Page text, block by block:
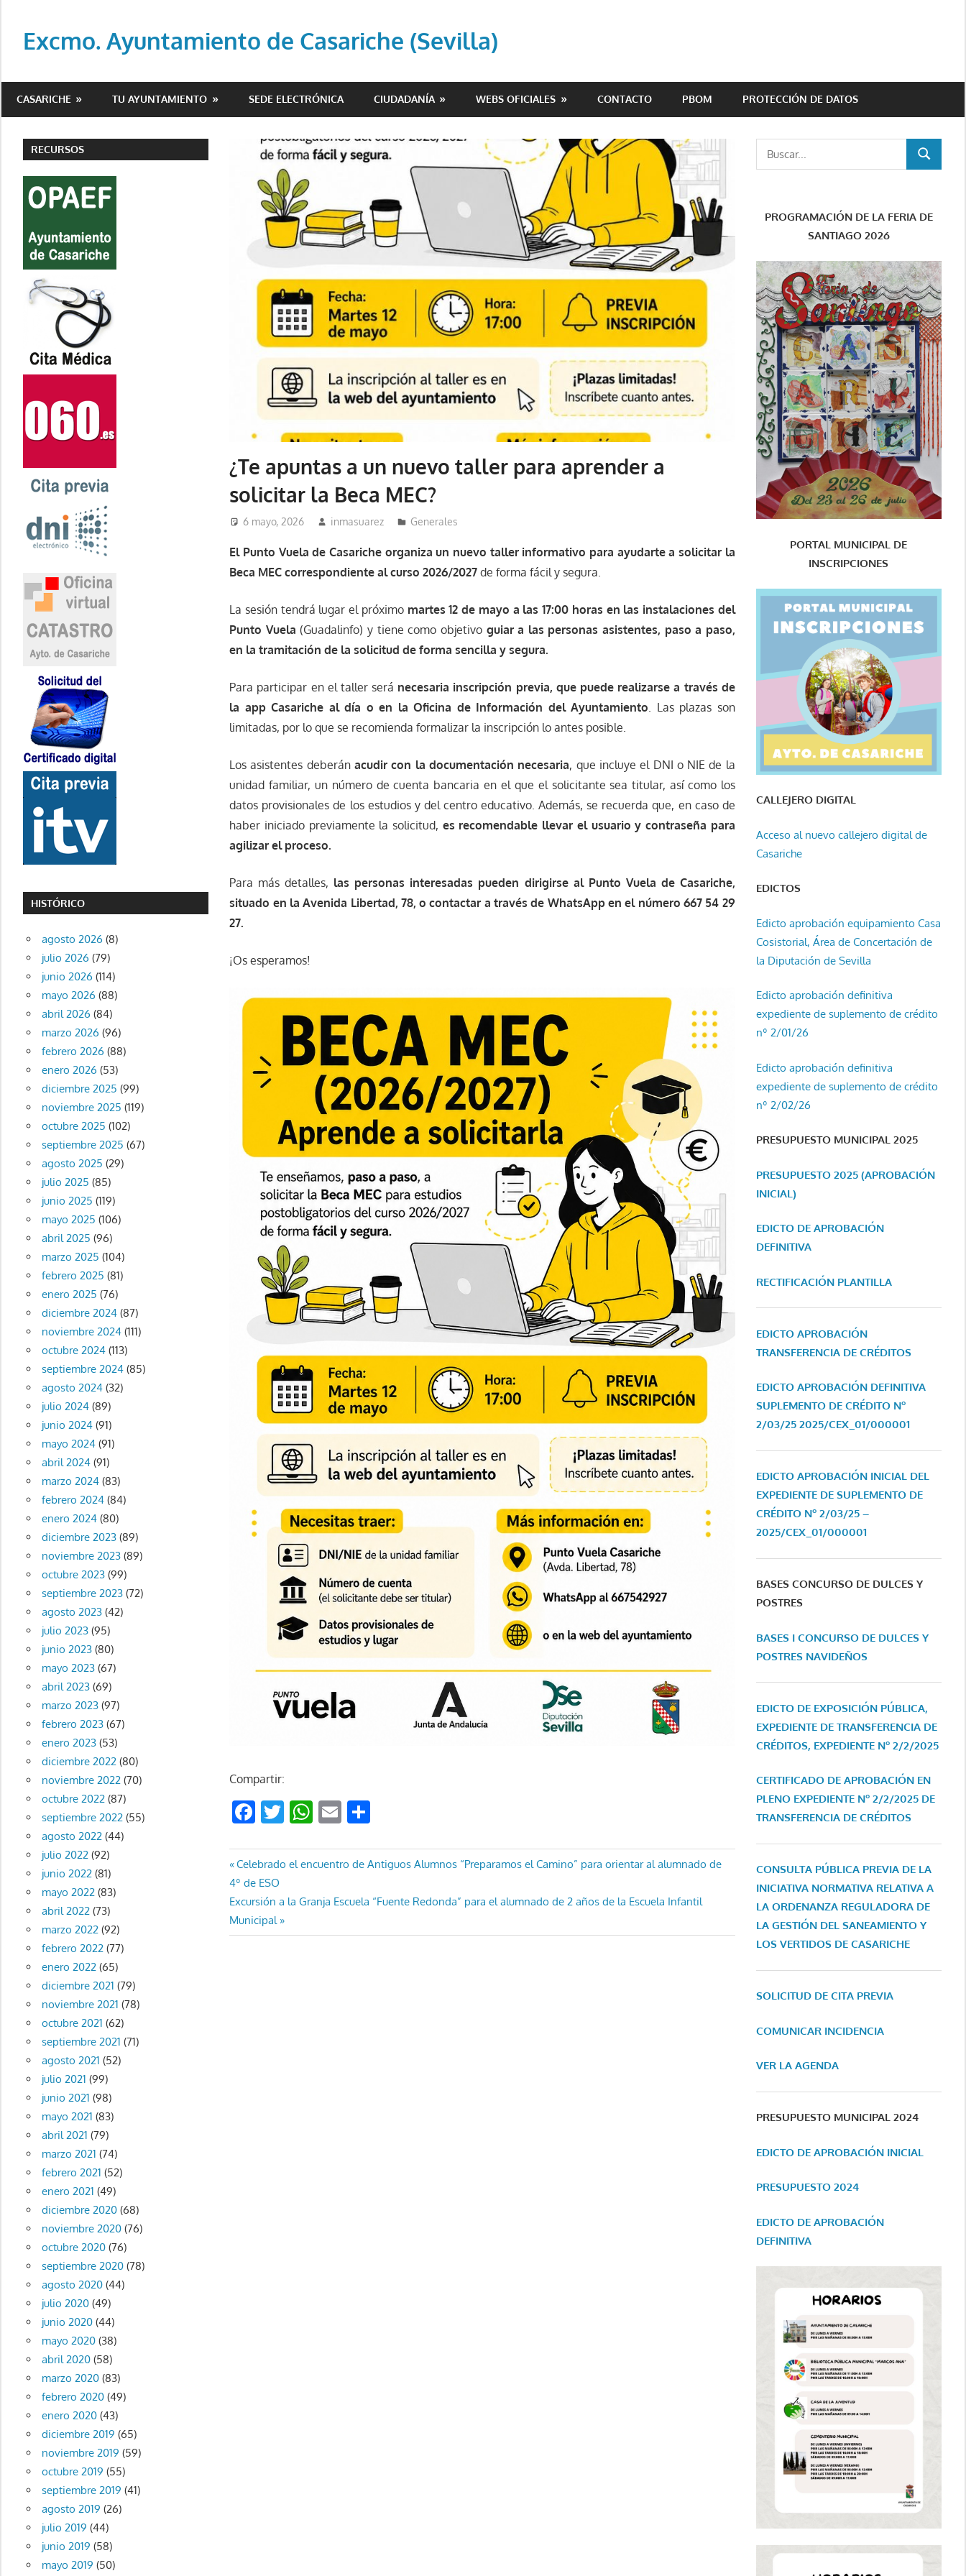
contenido
Excmo. Ayuntamiento de Casariche (Sevilla)
del
de
Casariche
CASARICHE TU AYUNTAMIENTO SEDE ELECTRÓNICA CIUDADANÍA WEBS OFICIALES CONTACTO PBOM PROTECCIÓN DE DATOS
¿Te apuntas a un nuevo taller para aprender a
solicitar la Beca MEC?
6 mayo, 2026 inmasuarez Generales
El Punto Vuela de Casariche organiza un nuevo taller informativo para ayudarte a solicitar la
Beca MEC correspondiente al curso 2026/2027 de forma fácil y segura.
La sesión tendrá lugar el próximo martes 12 de mayo a las 17:00 horas en las instalaciones del
Punto Vuela (Guadalinfo) y tiene como objetivo guiar a las personas asistentes, paso a paso,
en la tramitación de la solicitud de forma sencilla y segura.
Para participar en el taller será necesaria inscripción previa, que puede realizarse a través de
la app Casariche al día o en la Oficina de Información del Ayuntamiento. Las plazas son
limitadas, por lo que se recomienda formalizar la inscripción lo antes posible.
Los asistentes deberánacudir con la documentación necesaria, que incluye el DNI o NIE de la
unidad familiar, un número de cuenta bancaria en el que el solicitante sea titular, así como los
datos provisionales de los estudios y del centro educativo. Además, se recuerda que, en caso de
haber iniciado previamente la solicitud, es recomendable llevar el usuario y contraseña para
agilizar el proceso.
Para más detalles, las personas interesadas pueden dirigirse al Punto Vuela de Casariche,
situado en la Avenida Libertad, 78, o contactar a través de WhatsApp en el número 667 54 29
27.
¡Os esperamos!
Compartir:
Facebook
Twitter
WhatsApp
Email
Navegación
de
entradas
Entrada
anterior:
Celebrado el encuentro de Antiguos Alumnos “Preparamos el Camino” para orientar al alumnado de
4º de ESO
Entrada
siguiente:
Excursión a la Granja Escuela “Fuente Redonda” para el alumnado de 2 años de la Escuela Infantil
Municipal
RECURSOS
HISTÓRICO
agosto 2026 (8)
julio 2026 (79)
junio 2026 (114)
mayo 2026 (88)
abril 2026 (84)
marzo 2026 (96)
febrero 2026 (88)
enero 2026 (53)
diciembre 2025 (99)
noviembre 2025 (119)
octubre 2025 (102)
septiembre 2025 (67)
agosto 2025 (29)
julio 2025 (85)
junio 2025 (119)
mayo 2025 (106)
abril 2025 (96)
marzo 2025 (104)
febrero 2025 (81)
enero 2025 (76)
diciembre 2024(87)
noviembre 2024(111)
octubre 2024(113)
septiembre 2024(85)
agosto 2024(32)
julio 2024(89)
junio 2024(91)
mayo 2024(91)
abril 2024(91)
marzo 2024(83)
febrero 2024(84)
enero 2024(80)
diciembre 2023(89)
noviembre 2023(89)
octubre 2023(99)
septiembre 2023(72)
agosto 2023(42)
julio 2023(95)
junio 2023(80)
mayo 2023(67)
abril 2023(69)
marzo 2023(97)
febrero 2023(67)
enero 2023(53)
diciembre 2022(80)
noviembre 2022(70)
octubre 2022(87)
septiembre 2022(55)
agosto 2022(44)
julio 2022(92)
junio 2022(81)
mayo 2022(83)
abril 2022(73)
marzo 2022(92)
febrero 2022(77)
enero 2022(65)
diciembre 2021 (79)
noviembre 2021 (78)
octubre 2021 (62)
septiembre 2021 (71)
agosto 2021 (52)
julio 2021 (99)
junio 2021 (98)
mayo 2021 (83)
abril 2021 (79)
marzo 2021 (74)
febrero 2021 (52)
enero 2021 (49)
diciembre 2020(68)
noviembre 2020(76)
octubre 2020(76)
septiembre 2020(78)
agosto 2020(44)
julio 2020(49)
junio 2020(44)
mayo 2020(38)
abril 2020(58)
marzo 2020(83)
febrero 2020(49)
enero 2020(43)
diciembre 2019 (65)
noviembre 2019 (59)
octubre 2019 (55)
septiembre 2019 (41)
agosto 2019 (26)
julio 2019 (44)
junio 2019 (58)
mayo 2019 (50)
BUSCAR
PROGRAMACIÓN DE LA FERIA DE
SANTIAGO 2026
PORTAL MUNICIPAL DE
INSCRIPCIONES
CALLEJERO DIGITAL
Acceso al nuevo callejero digital de
Casariche
EDICTOS
Edicto aprobación equipamiento Casa
Cosistorial, Área de Concertación de
la Diputación de Sevilla
Edicto aprobación definitiva
expediente de suplemento de crédito
nº 2/01/26
Edicto aprobación definitiva
expediente de suplemento de crédito
nº 2/02/26
PRESUPUESTO MUNICIPAL 2025
PRESUPUESTO 2025 (APROBACIÓN
INICIAL)
EDICTO DE APROBACIÓN
DEFINITIVA
RECTIFICACIÓN PLANTILLA
EDICTO APROBACIÓN
TRANSFERENCIA DE CRÉDITOS
EDICTO APROBACIÓN DEFINITIVA
SUPLEMENTO DE CRÉDITO Nº
2/03/25 2025/CEX_01/000001
EDICTO APROBACIÓN INICIAL DEL
EXPEDIENTE DE SUPLEMENTO DE
CRÉDITO Nº 2/03/25 –
2025/CEX_01/000001
BASES CONCURSO DE DULCES Y
POSTRES
BASES I CONCURSO DE DULCES Y
POSTRES NAVIDEÑOS
EDICTO DE EXPOSICIÓN PÚBLICA,
EXPEDIENTE DE TRANSFERENCIA DE
CRÉDITOS, EXPEDIENTE Nº 2/2/2025
CERTIFICADO DE APROBACIÓN EN
PLENO EXPEDIENTE Nº 2/2/2025 DE
TRANSFERENCIA DE CRÉDITOS
CONSULTA PÚBLICA PREVIA DE LA
INICIATIVA NORMATIVA RELATIVA A
LA ORDENANZA REGULADORA DE
LA GESTIÓN DEL SANEAMIENTO Y
LOS VERTIDOS DE CASARICHE
SOLICITUD DE CITA PREVIA
COMUNICAR INCIDENCIA
VER LA AGENDA
PRESUPUESTO MUNICIPAL 2024
EDICTO DE APROBACIÓN INICIAL
PRESUPUESTO 2024
EDICTO DE APROBACIÓN
DEFINITIVA